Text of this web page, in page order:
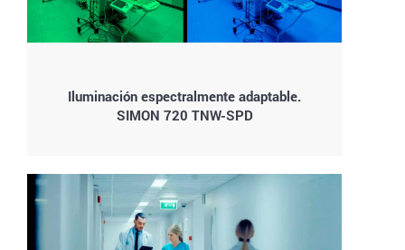
Iluminación espectralmente adaptable.
SIMON 720 TNW-SPD